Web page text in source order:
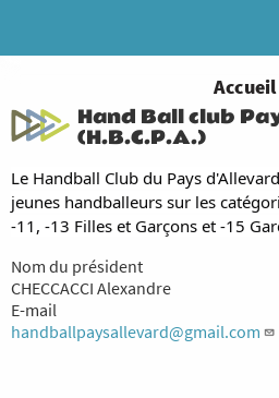
contenu
You
are
Accueil
Hand Ball club
(H.B.C.P.A.)
Le Handball Club du Pays
jeunes handballeurs sur les
-11, -13 Filles et Garçons et -15
Nom du président
CHECCACCI Alexandre
E-mail
handballpaysallevard@gmail.com